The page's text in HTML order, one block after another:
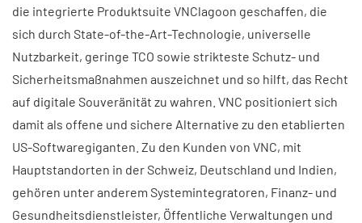
die integrierte Produktsuite VNClagoon geschaffen, die
sich durch State-of-the-Art-Technologie, universelle
Nutzbarkeit, geringe TCO sowie strikteste Schutz- und
Sicherheitsmaßnahmen auszeichnet und so hilft, das Recht
auf digitale Souveränität zu wahren. VNC positioniert sich
damit als offene und sichere Alternative zu den etablierten
US-Softwaregiganten. Zu den Kunden von VNC, mit
Hauptstandorten in der Schweiz, Deutschland und Indien,
gehören unter anderem Systemintegratoren, Finanz- und
Gesundheitsdienstleister, Öffentliche Verwaltungen und